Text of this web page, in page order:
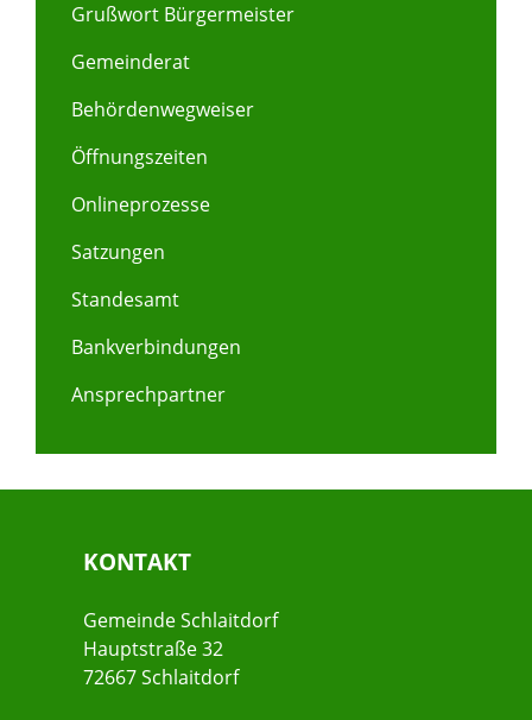
Grußwort Bürgermeister
Gemeinderat
Behördenwegweiser
Öffnungszeiten
Onlineprozesse
Satzungen
Standesamt
Bankverbindungen
Ansprechpartner
KONTAKT
Gemeinde Schlaitdorf
Hauptstraße 32
72667 Schlaitdorf